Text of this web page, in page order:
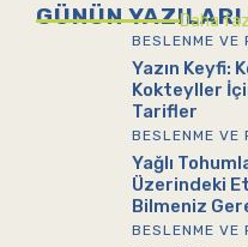
GÜNÜN YAZILARI
Daha
BESLENME VE
Yazın Keyfi:
Kokteyller
Tarifler
BESLENME VE
Yağlı
Üzerindeki
Bilmeniz
BESLENME VE